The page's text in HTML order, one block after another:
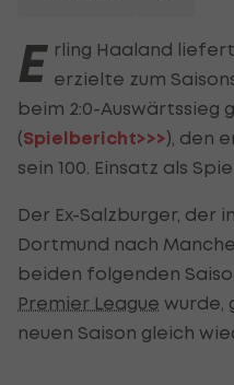
E rling Haaland
erzielte zum
beim 2:0-Auswärtssieg
(Spielbericht>>>), den
sein 100. Einsatz als
Der Ex-Salzburger, der
Dortmund nach
beiden folgenden
Premier League wurde,
neuen Saison gleich